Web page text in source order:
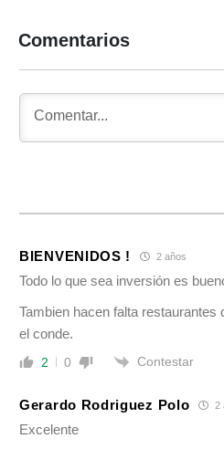
Comentarios
BIENVENIDOS ! 2 años
Todo lo que sea inversión es
Tambien hacen falta restaurantes
el conde.
2 0 Contestar
Gerardo Rodriguez Polo 2
Excelente